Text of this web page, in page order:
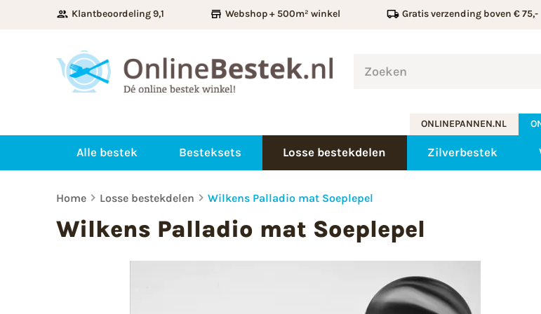
Klantbeoordeling 9,1 Webshop + 500m² winkel Gratis verzending boven € 75,-
ONLINEPANNEN.NL
Alle bestek Besteksets Losse bestekdelen Zilverbestek
Home Losse bestekdelen Wilkens Palladio mat Soeplepel
Wilkens Palladio mat Soeplepel